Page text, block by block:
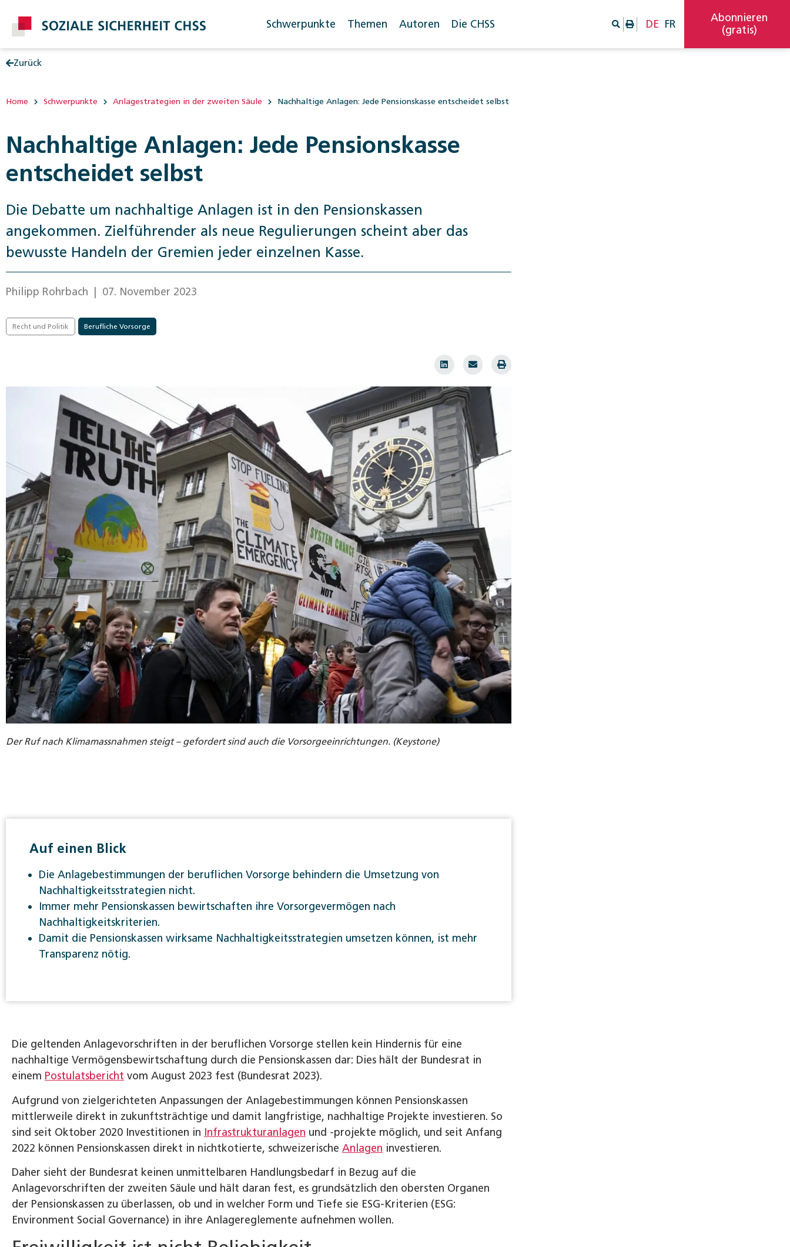
Schwerpunkte Themen Autoren Die CHSS DE FR
Abonnieren
(gratis)
Zurück
Home Schwerpunkte Anlagestrategien in der zweiten Säule Nachhaltige Anlagen: Jede Pensionskasse entscheidet selbst
Nachhaltige Anlagen: Jede Pensionskasse
entscheidet selbst
Die Debatte um nachhaltige Anlagen ist in den Pensionskassen
angekommen. Zielführender als neue Regulierungen scheint aber das
bewusste Handeln der Gremien jeder einzelnen Kasse.
Philipp Rohrbach | 07. November 2023
Recht und Politik Berufliche Vorsorge
Der Ruf nach Klimamassnahmen steigt – gefordert sind auch die Vorsorgeeinrichtungen. (Keystone)
Auf einen Blick
Die Anlagebestimmungen der beruflichen Vorsorge behindern die Umsetzung von
Nachhaltigkeitsstrategien nicht.
Immer mehr Pensionskassen bewirtschaften ihre Vorsorgevermögen nach
Nachhaltigkeitskriterien.
Damit die Pensionskassen wirksame Nachhaltigkeitsstrategien umsetzen können, ist mehr
Transparenz nötig.
Die geltenden Anlagevorschriften in der beruflichen Vorsorge stellen kein Hindernis für eine
nachhaltige Vermögensbewirtschaftung durch die Pensionskassen dar: Dies hält der Bundesrat in
einem Postulatsbericht vom August 2023 fest (Bundesrat 2023).
Aufgrund von zielgerichteten Anpassungen der Anlagebestimmungen können Pensionskassen
mittlerweile direkt in zukunftsträchtige und damit langfristige, nachhaltige Projekte investieren. So
sind seit Oktober 2020 Investitionen in Infrastrukturanlagen und ‑projekte möglich, und seit Anfang
2022 können Pensionskassen direkt in nichtkotierte, schweizerische Anlagen investieren.
Daher sieht der Bundesrat keinen unmittelbaren Handlungsbedarf in Bezug auf die
Anlagevorschriften der zweiten Säule und hält daran fest, es grundsätzlich den obersten Organen
der Pensionskassen zu überlassen, ob und in welcher Form und Tiefe sie ESG-Kriterien (ESG:
Environment Social Governance) in ihre Anlagereglemente aufnehmen wollen.